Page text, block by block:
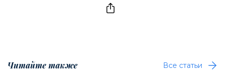
Читайте также Все статьи